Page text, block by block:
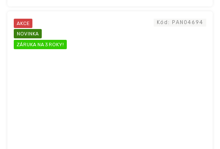
AKCE
NOVINKA
ZÁRUKA NA 3 ROKY!
Kód: PAN04694